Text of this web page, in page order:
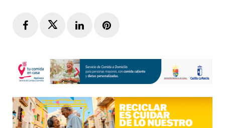
FacebookTwitterLinkedInPinterest